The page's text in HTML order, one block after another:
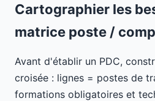
Cartographier les
matrice poste /
Avant d'établir un PDC,
croisée : lignes = postes de
formations obligatoires et